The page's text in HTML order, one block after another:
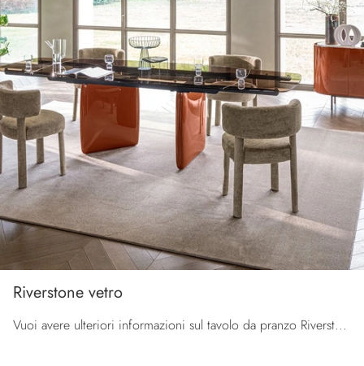
Riverstone vetro
Vuoi avere ulteriori informazioni sul tavolo da pranzo Riverstone vetro di Calligaris? Clicca e scopri di più sui modelli allungabili dell'azienda.